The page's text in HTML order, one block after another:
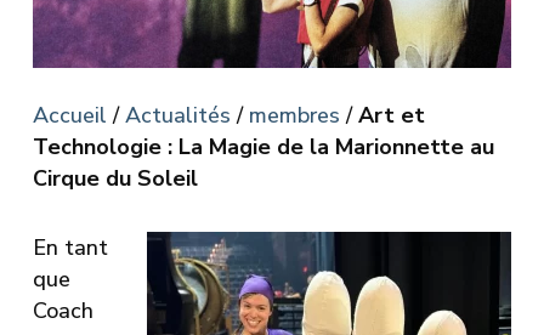
Accueil /Actualités / membres /Art et
Technologie : La Magie de la Marionnette au
Cirque du Soleil
En tant
que
Coach